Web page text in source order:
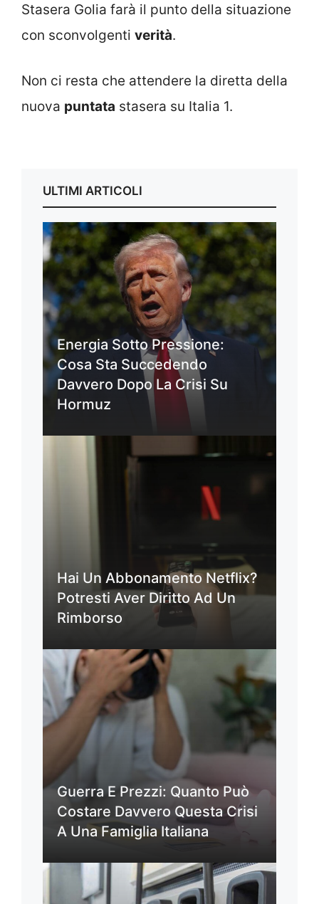
Stasera Golia farà il punto della situazione
con sconvolgenti verità.
Non ci resta che attendere la diretta della
nuova puntata stasera su Italia 1.
ULTIMI ARTICOLI
Energia Sotto Pressione:
Cosa Sta Succedendo
Davvero Dopo La Crisi Su
Hormuz
Hai Un Abbonamento Netflix?
Potresti Aver Diritto Ad Un
Rimborso
Guerra E Prezzi: Quanto Può
Costare Davvero Questa Crisi
A Una Famiglia Italiana